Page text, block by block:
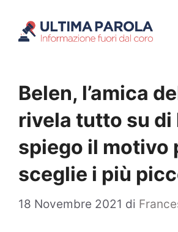
Belen, l’amica
rivela tutto su di
spiego il motivo
sceglie i più
18 Novembre 2021 di